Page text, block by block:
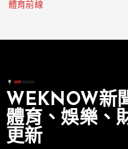
體育前線
WEKNOW新
體育、娛樂、
更新